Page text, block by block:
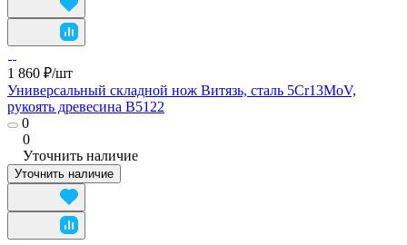
1 860 ₽/шт
Универсальный складной нож Витязь, сталь 5Cr13MoV,
рукоять древесина B5122
0
0
Уточнить наличие
Уточнить наличие